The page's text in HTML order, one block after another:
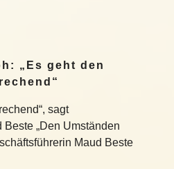
„Es geht den
sagt
„Den Umständen
Maud Beste